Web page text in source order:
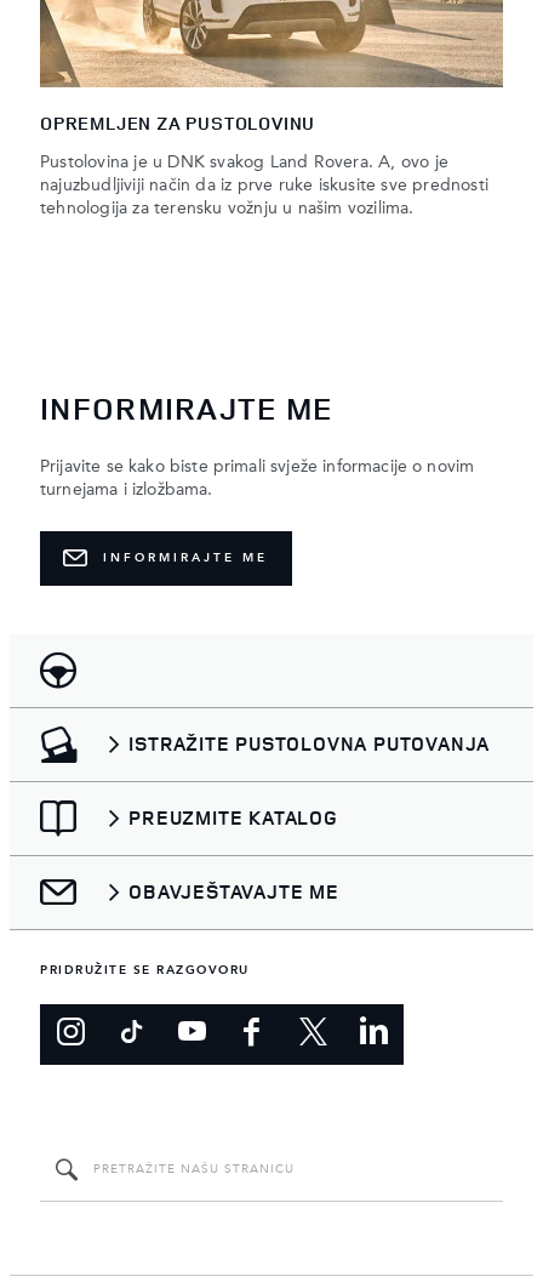
OPREMLJEN ZA PUSTOLOVINU
Pustolovina je u DNK svakog Land Rovera. A, ovo je
najuzbudljiviji način da iz prve ruke iskusite sve prednosti
tehnologija za terensku vožnju u našim vozilima.
INFORMIRAJTE ME
Prijavite se kako biste primali svježe informacije o novim
turnejama i izložbama.
INFORMIRAJTE ME
ISTRAŽITE PUSTOLOVNA PUTOVANJA
PREUZMITE KATALOG
OBAVJEŠTAVAJTE ME
PRIDRUŽITE SE RAZGOVORU